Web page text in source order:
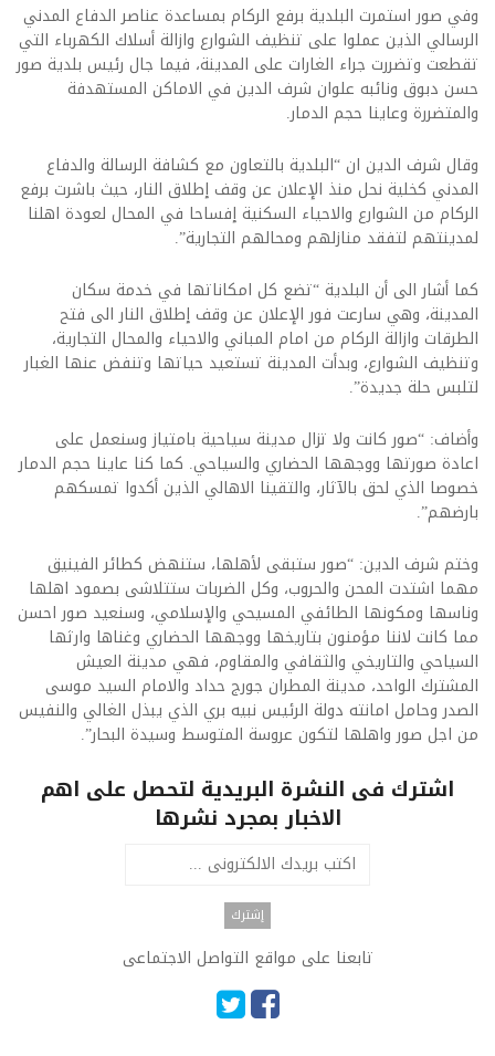
وفي صور استمرت البلدية برفع الركام بمساعدة عناصر الدفاع المدني
الرسالي الذين عملوا على تنظيف الشوارع وازالة أسلاك الكهرباء التي
تقطعت وتضررت جراء الغارات على المدينة، فيما جال رئيس بلدية صور
حسن دبوق ونائبه علوان شرف الدين في الاماكن المستهدفة
والمتضررة وعاينا حجم الدمار.
وقال شرف الدين ان “البلدية بالتعاون مع كشافة الرسالة والدفاع
المدني كخلية نحل منذ الإعلان عن وقف إطلاق النار، حيث باشرت برفع
الركام من الشوارع والاحياء السكنية إفساحا في المحال لعودة اهلنا
لمدينتهم لتفقد منازلهم ومحالهم التجارية”.
كما أشار الى أن البلدية “تضع كل امكاناتها في خدمة سكان
المدينة، وهي سارعت فور الإعلان عن وقف إطلاق النار الى فتح
الطرقات وازالة الركام من امام المباني والاحياء والمحال التجارية،
وتنظيف الشوارع، وبدأت المدينة تستعيد حياتها وتنفض عنها الغبار
لتلبس حلة جديدة”.
وأضاف: “صور كانت ولا تزال مدينة سياحية بامتياز وسنعمل على
اعادة صورتها ووجهها الحضاري والسياحي. كما كنا عاينا حجم الدمار
خصوصا الذي لحق بالآثار، والتقينا الاهالي الذين أكدوا تمسكهم
بارضهم”.
وختم شرف الدين: “صور ستبقى لأهلها، ستنهض كطائر الفينيق
مهما اشتدت المحن والحروب، وكل الضربات ستتلاشى بصمود اهلها
وناسها ومكونها الطائفي المسيحي والإسلامي، وسنعيد صور احسن
مما كانت لاننا مؤمنون بتاريخها ووجهها الحضاري وغناها وارثها
السياحي والتاريخي والثقافي والمقاوم، فهي مدينة العيش
المشترك الواحد، مدينة المطران جورج حداد والامام السيد موسى
الصدر وحامل امانته دولة الرئيس نبيه بري الذي يبذل الغالي والنفيس
من اجل صور واهلها لتكون عروسة المتوسط وسيدة البحار”.
اشترك فى النشرة البريدية لتحصل على اهم
الاخبار بمجرد نشرها
تابعنا على مواقع التواصل الاجتماعى